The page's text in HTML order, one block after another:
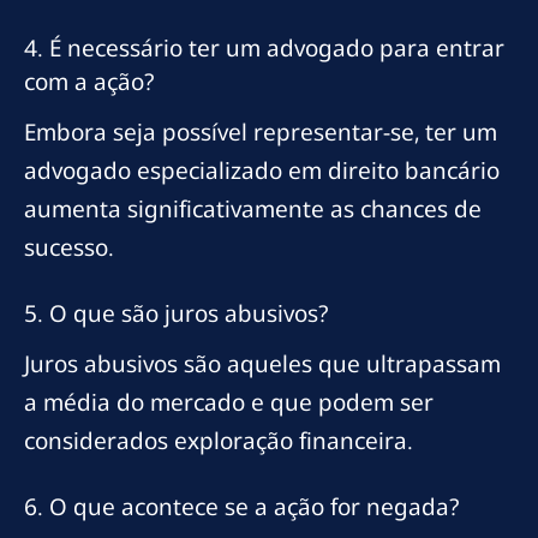
4. É necessário ter um advogado para entrar
com a ação?
Embora seja possível representar-se, ter um
advogado especializado em direito bancário
aumenta significativamente as chances de
sucesso.
5. O que são juros abusivos?
Juros abusivos são aqueles que ultrapassam
a média do mercado e que podem ser
considerados exploração financeira.
6. O que acontece se a ação for negada?